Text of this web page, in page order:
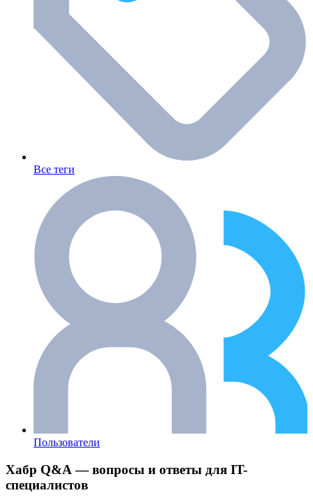
Все теги
Пользователи
Хабр Q&A — вопросы и ответы для IT-
специалистов